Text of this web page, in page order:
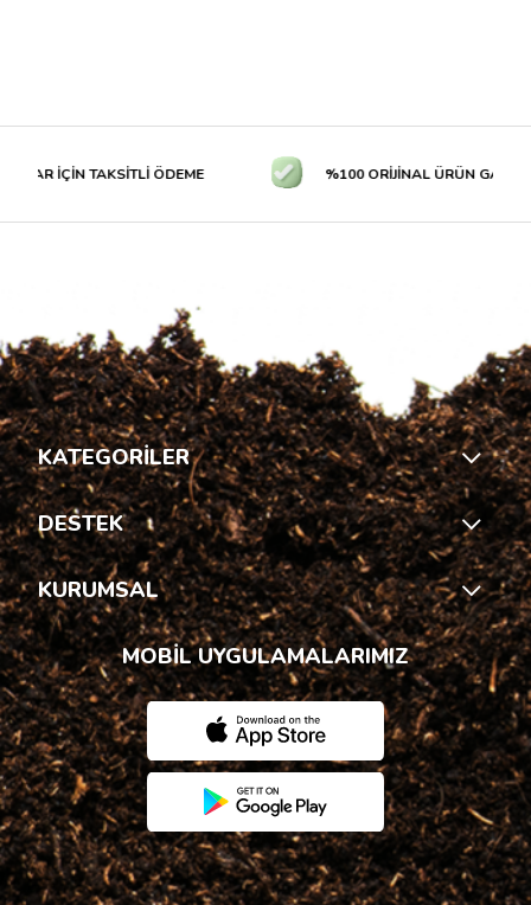
İÇİN TAKSİTLİ ÖDEME %100 ORİJİNAL ÜRÜN
KATEGORİLER
DESTEK
KURUMSAL
MOBİL UYGULAMALARIMIZ